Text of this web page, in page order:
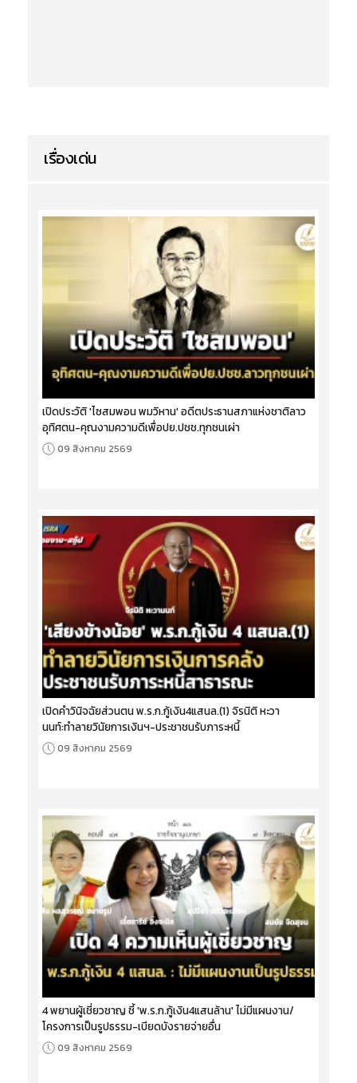
เรื่องเด่น
เปิดประวัติ 'ไซสมพอน พมวิหาน' อดีตประธานสภาแห่งชาติลาว
อุทิศตน-คุณงามความดีเพื่อปย.ปชช.ทุกชนเผ่า
09 สิงหาคม 2569
เปิดคำวินิจฉัยส่วนตน พ.ร.ก.กู้เงิน4แสนล.(1) จิรนิติ หะวา
นนท์:ทำลายวินัยการเงินฯ-ประชาชนรับภาระหนี้
09 สิงหาคม 2569
4 พยานผู้เชี่ยวชาญ ชี้ 'พ.ร.ก.กู้เงิน4แสนล้าน' ไม่มีแผนงาน/
โครงการเป็นรูปธรรม-เบียดบังรายจ่ายอื่น
09 สิงหาคม 2569